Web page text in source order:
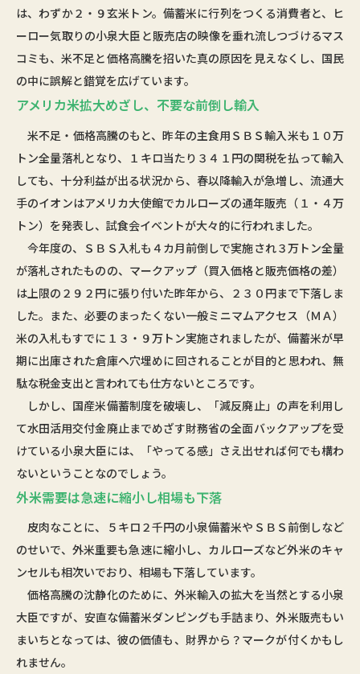
は、わずか２・９玄米トン。備蓄米に行列をつくる消費者と、ヒ
ーロー気取りの小泉大臣と販売店の映像を垂れ流しつづけるマス
コミも、米不足と価格高騰を招いた真の原因を見えなくし、国民
の中に誤解と錯覚を広げています。
アメリカ米拡大めざし、不要な前倒し輸入
米不足・価格高騰のもと、昨年の主食用ＳＢＳ輸入米も１０万
トン全量落札となり、１キロ当たり３４１円の関税を払って輸入
しても、十分利益が出る状況から、春以降輸入が急増し、流通大
手のイオンはアメリカ大使館でカルローズの通年販売（１・４万
トン）を発表し、試食会イベントが大々的に行われました。
今年度の、ＳＢＳ入札も４カ月前倒しで実施され３万トン全量
が落札されたものの、マークアップ（買入価格と販売価格の差）
は上限の２９２円に張り付いた昨年から、２３０円まで下落しま
した。また、必要のまったくない一般ミニマムアクセス（ＭＡ）
米の入札もすでに１３・９万トン実施されましたが、備蓄米が早
期に出庫された倉庫へ穴埋めに回されることが目的と思われ、無
駄な税金支出と言われても仕方ないところです。
しかし、国産米備蓄制度を破壊し、「減反廃止」の声を利用し
て水田活用交付金廃止までめざす財務省の全面バックアップを受
けている小泉大臣には、「やってる感」さえ出せれば何でも構わ
ないということなのでしょう。
外米需要は急速に縮小し相場も下落
皮肉なことに、５キロ２千円の小泉備蓄米やＳＢＳ前倒しなど
のせいで、外米重要も急速に縮小し、カルローズなど外米のキャ
ンセルも相次いでおり、相場も下落しています。
価格高騰の沈静化のために、外米輸入の拡大を当然とする小泉
大臣ですが、安直な備蓄米ダンピングも手詰まり、外米販売もい
まいちとなっては、彼の価値も、財界から？マークが付くかもし
れません。